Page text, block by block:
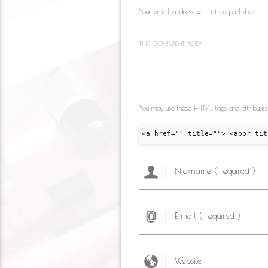
ki
Your email address will not be published.
THE COMMENT BODY
You may use these HTML tags and attributes:
<a href="" title=""> <abbr